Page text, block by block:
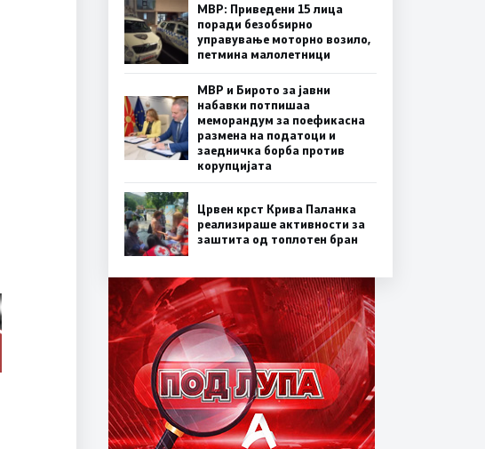
МВР: Приведени 15 лица
поради безобѕирно
управување моторно возило,
петмина малолетници
МВР и Бирото за јавни
набавки потпишаа
меморандум за поефикасна
размена на податоци и
заедничка борба против
корупцијата
Црвен крст Крива Паланка
реализираше активности за
заштита од топлотен бран